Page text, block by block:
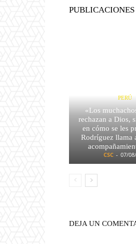
PERÚ
«Los
rechazan a Dios,
en cómo se les
Rodríguez llama
CSC - 07/
DEJA UN